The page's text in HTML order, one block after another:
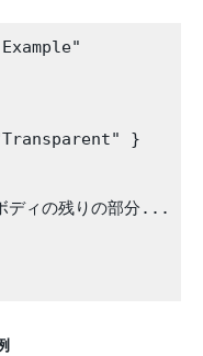
}
ィの残りの部分...